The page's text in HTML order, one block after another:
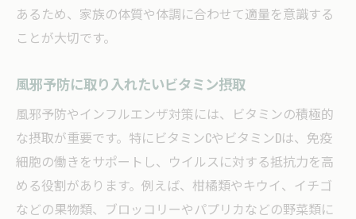
あるため、家族の体質や体調に合わせて適量を意識する
ことが大切です。
風邪予防に取り入れたいビタミン摂取
風邪予防やインフルエンザ対策には、ビタミンの積極的
な摂取が重要です。特にビタミンCやビタミンDは、免疫
細胞の働きをサポートし、ウイルスに対する抵抗力を高
める役割があります。例えば、柑橘類やキウイ、イチゴ
などの果物類、ブロッコリーやパプリカなどの野菜類に